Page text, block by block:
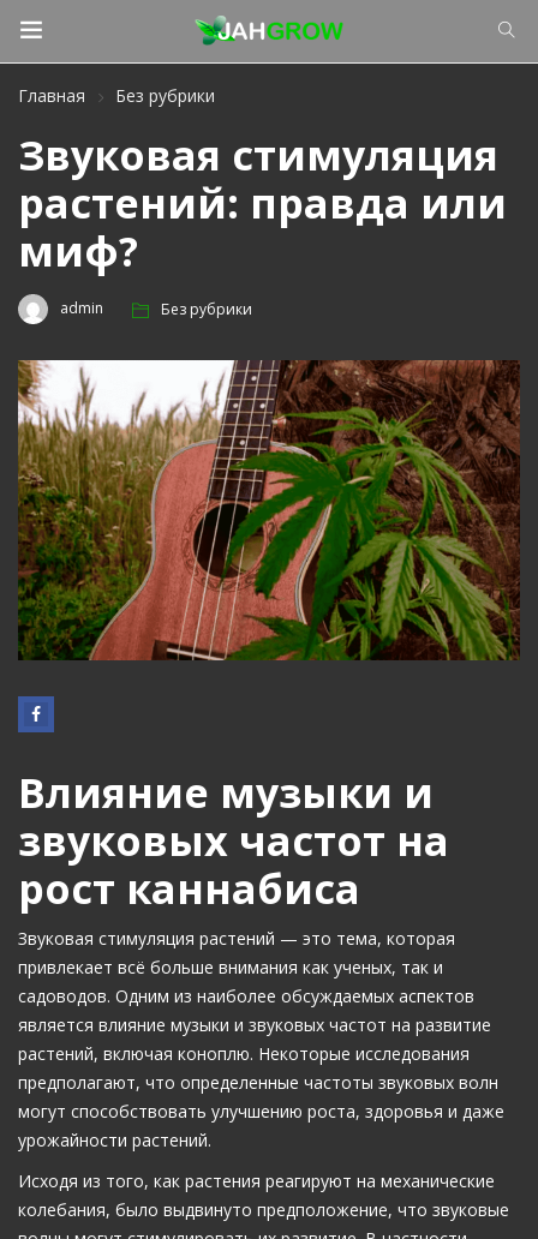
Главная Без рубрики
Звуковая стимуляция
растений: правда или
миф?
admin Без рубрики
Влияние музыки и
звуковых частот на
рост каннабиса
Звуковая стимуляция растений — это тема, которая
привлекает всё больше внимания как ученых, так и
садоводов. Одним из наиболее обсуждаемых аспектов
является влияние музыки и звуковых частот на развитие
растений, включая коноплю. Некоторые исследования
предполагают, что определенные частоты звуковых волн
могут способствовать улучшению роста, здоровья и даже
урожайности растений.
Исходя из того, как растения реагируют на механические
колебания, было выдвинуто предположение, что звуковые